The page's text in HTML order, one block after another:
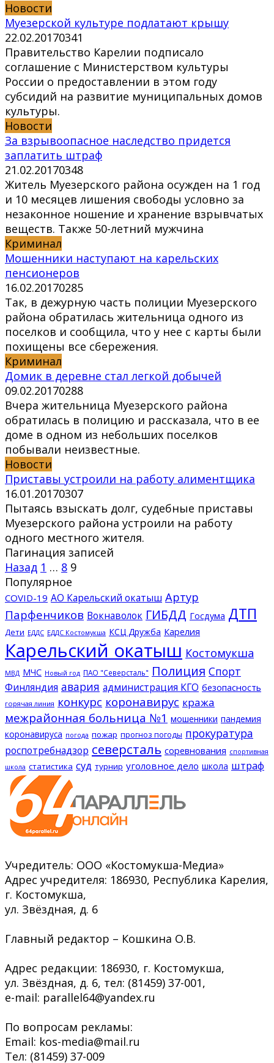
Новости
Муезерской культуре подлатают крышу
22.02.20170341
Правительство Карелии подписало
соглашение с Министерством культуры
России о предоставлении в этом году
субсидий на развитие муниципальных домов
культуры.
Новости
За взрывоопасное наследство придется
заплатить штраф
21.02.20170348
Житель Муезерского района осужден на 1 год
и 10 месяцев лишения свободы условно за
незаконное ношение и хранение взрывчатых
веществ. Также 50-летний мужчина
Криминал
Мошенники наступают на карельских
пенсионеров
16.02.20170285
Так, в дежурную часть полиции Муезерского
района обратилась жительница одного из
поселков и сообщила, что у нее с карты были
похищены все сбережения.
Криминал
Домик в деревне стал легкой добычей
09.02.20170288
Вчера жительница Муезерского района
обратилась в полицию и рассказала, что в ее
доме в одном из небольших поселков
побывали неизвестные.
Новости
Приставы устроили на работу алиментщика
16.01.20170307
Пытаясь взыскать долг, судебные приставы
Муезерского района устроили на работу
одного местного жителя.
Пагинация записей
Назад 1 … 8 9
Популярное
COVID-19 АО Карельский окатыш Артур
Парфенчиков Вокнаволок ГИБДД Госдума ДТП
Дети ЕДДС ЕДДС Костомукша КСЦ Дружба Карелия
Карельский окатыш Костомукша
МВД МЧС Новый год ПАО "Северсталь" Полиция Спорт
Финляндия авария администрация КГО безопасность
горячая линия конкурс коронавирус кража
межрайонная больница №1 мошенники пандемия
коронавируса погода пожар прогноз погоды прокуратура
роспотребнадзор северсталь соревнования спортивная
школа статистика суд турнир уголовное дело школа штраф
Учредитель: ООО «Костомукша-Медиа»
Адрес учредителя: 186930, Республика Карелия,
г. Костомукша,
ул. Звёздная, д. 6
Главный редактор – Кошкина О.В.
Адрес редакции: 186930, г. Костомукша,
ул. Звёздная, д. 6, тел: (81459) 37-001,
e-mail: parallel64@yandex.ru
По вопросам рекламы:
Email: kos-media@mail.ru
Тел: (81459) 37-009